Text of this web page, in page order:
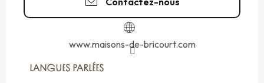
www.maisons-de-bricourt.com
LANGUES PARLÉES
LANGUES PARLÉES